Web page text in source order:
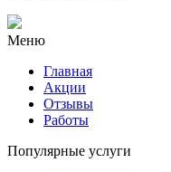
Меню
Главная
Акции
Отзывы
Работы
Популярные услуги